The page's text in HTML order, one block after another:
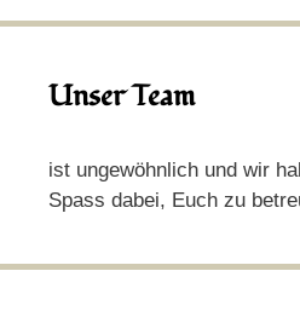
Unser Team
ist ungewöhnlich und wir
Spass dabei, Euch zu